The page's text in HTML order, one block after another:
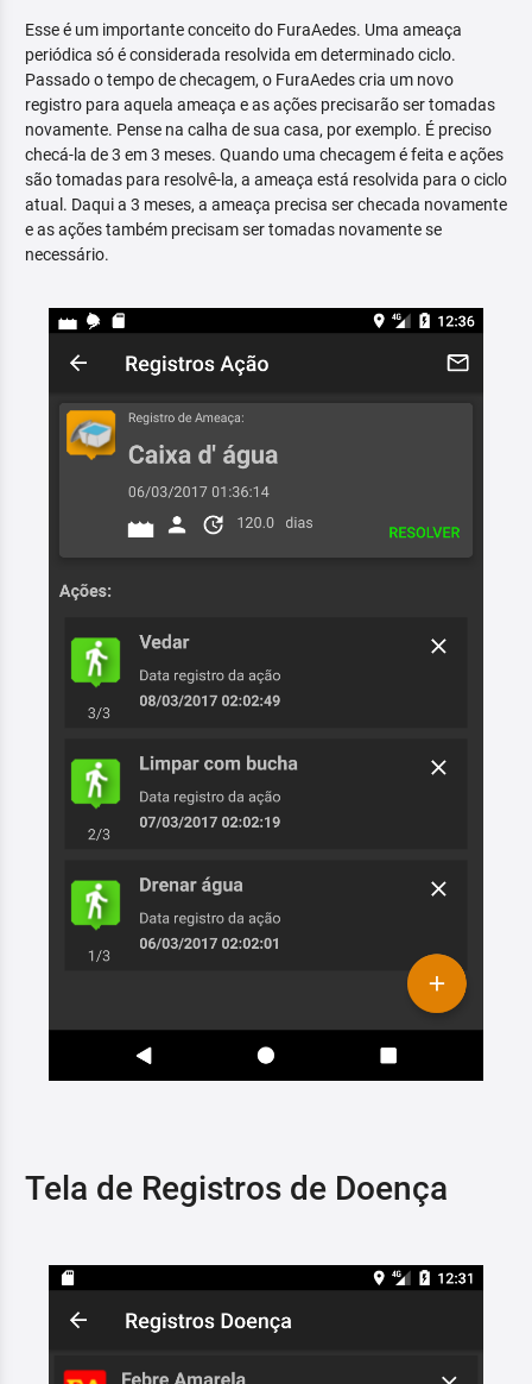
Esse é um importante conceito do FuraAedes. Uma ameaça
periódica só é considerada resolvida em determinado ciclo.
Passado o tempo de checagem, o FuraAedes cria um novo
registro para aquela ameaça e as ações precisarão ser tomadas
novamente. Pense na calha de sua casa, por exemplo. É preciso
checá-la de 3 em 3 meses. Quando uma checagem é feita e ações
são tomadas para resolvê-la, a ameaça está resolvida para o ciclo
atual. Daqui a 3 meses, a ameaça precisa ser checada novamente
e as ações também precisam ser tomadas novamente se
necessário.
Tela de Registros de Doença